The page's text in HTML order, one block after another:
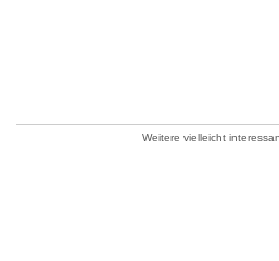
Weitere vielleicht